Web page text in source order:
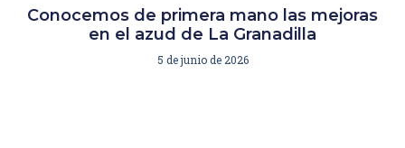
Conocemos de primera mano las mejoras
en el azud de La Granadilla
5 de junio de 2026